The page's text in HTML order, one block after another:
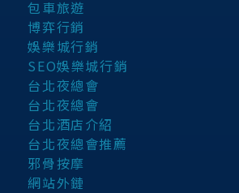
包車旅遊
博弈行銷
娛樂城行銷
SEO娛樂城行銷
台北夜總會
台北夜總會
台北酒店介紹
台北夜總會推薦
邪骨按摩
網站外鏈